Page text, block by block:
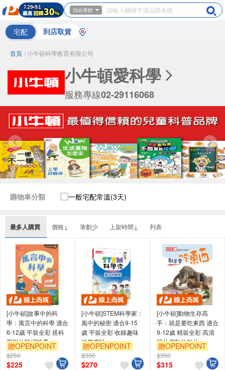
找此專館
宅配 到店取貨
首頁 / 小牛頓科學教育有限公司
小牛頓愛科學
服務專線02-29116068
最多人購買 價格↓ 筆劃少 上架時間↓ 列表
購物車分類 一般宅配常溫(3天)
[小牛頓]故事中的科
學：寓言中的科學 適合
6-12歲 平裝全彩 搭科
學影片隨掃隨看
贈OPENPOINT
$250
$225
[小牛頓]STEM科學家：
風中的秘密 適合9-15
歲 平裝全彩 收錄趣味
科學實驗
贈OPENPOINT
$300
$270
[小牛頓]動物生存高
手：就是要吃東西 適合
9-12歲 精裝全彩 高清
照片搭動物影片
贈OPENPOINT
$350
$315